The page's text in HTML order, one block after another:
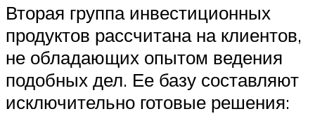
Вторая группа инвестиционных
продуктов рассчитана на клиентов,
не обладающих опытом ведения
подобных дел. Ее базу составляют
исключительно готовые решения: